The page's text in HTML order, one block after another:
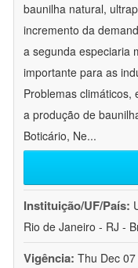
baunilha natural,
incremento da
a segunda especiaria
importante para as
Problemas climáticos,
a produção de
Boticário, Ne...
Instituição/UF/País:
Rio de Janeiro - RJ -
Vigência: Thu Dec